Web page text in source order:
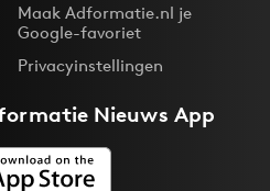
Maak Adformatie.nl je
Google-favoriet
Privacyinstellingen
Nieuws App